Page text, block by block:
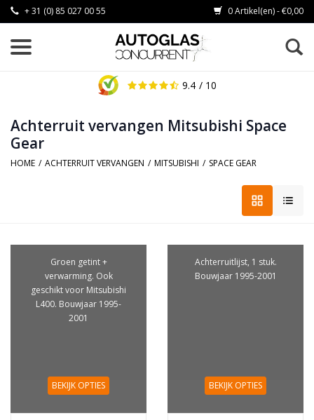
+ 31 (0) 85 027 00 55 0 Artikel(en) - €0,00
9.4 / 10
Achterruit vervangen Mitsubishi Space
Gear
HOME / ACHTERRUIT VERVANGEN / MITSUBISHI / SPACE GEAR
Groen getint +
verwarming. Ook
geschikt voor Mitsubishi
L400. Bouwjaar 1995-
2001
BEKIJK OPTIES
Achterruitlijst, 1 stuk.
Bouwjaar 1995-2001
BEKIJK OPTIES